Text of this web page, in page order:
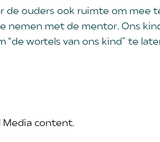
de ouders ook ruimte om mee
nemen met de mentor. Ons
“de wortels van ons kind” te
content.